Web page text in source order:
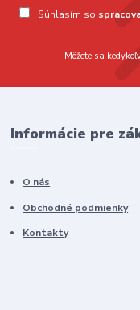
Súhlasím so
Môžete sa
Informácie pre
O nás
Obchodné podmienky
Kontakty